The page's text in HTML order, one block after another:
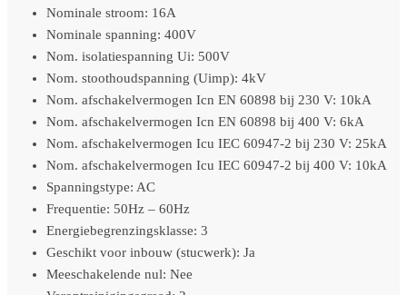
Nominale stroom: 16A
Nominale spanning: 400V
Nom. isolatiespanning Ui: 500V
Nom. stoothoudspanning (Uimp): 4kV
Nom. afschakelvermogen Icn EN 60898 bij 230 V: 10kA
Nom. afschakelvermogen Icn EN 60898 bij 400 V: 6kA
Nom. afschakelvermogen Icu IEC 60947-2 bij 230 V: 25kA
Nom. afschakelvermogen Icu IEC 60947-2 bij 400 V: 10kA
Spanningstype: AC
Frequentie: 50Hz – 60Hz
Energiebegrenzingsklasse: 3
Geschikt voor inbouw (stucwerk): Ja
Meeschakelende nul: Nee